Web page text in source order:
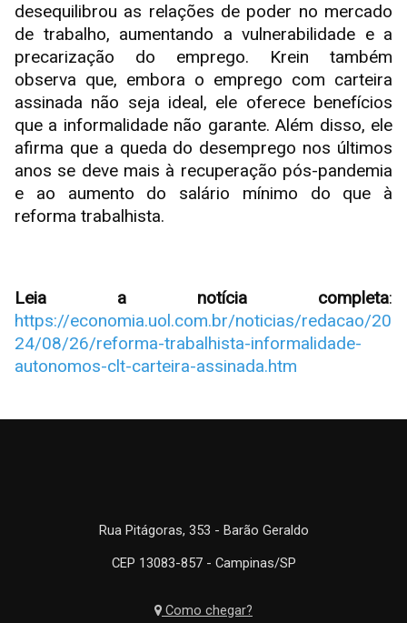
desequilibrou as relações de poder no mercado
de trabalho, aumentando a vulnerabilidade e a
precarização do emprego. Krein também
observa que, embora o emprego com carteira
assinada não seja ideal, ele oferece benefícios
que a informalidade não garante. Além disso, ele
afirma que a queda do desemprego nos últimos
anos se deve mais à recuperação pós-pandemia
e ao aumento do salário mínimo do que à
reforma trabalhista.
Leia a notícia completa:
https://economia.uol.com.br/noticias/redacao/20
24/08/26/reforma-trabalhista-informalidade-
autonomos-clt-carteira-assinada.htm
Rua Pitágoras, 353 - Barão Geraldo
CEP 13083-857 - Campinas/SP
Como chegar?